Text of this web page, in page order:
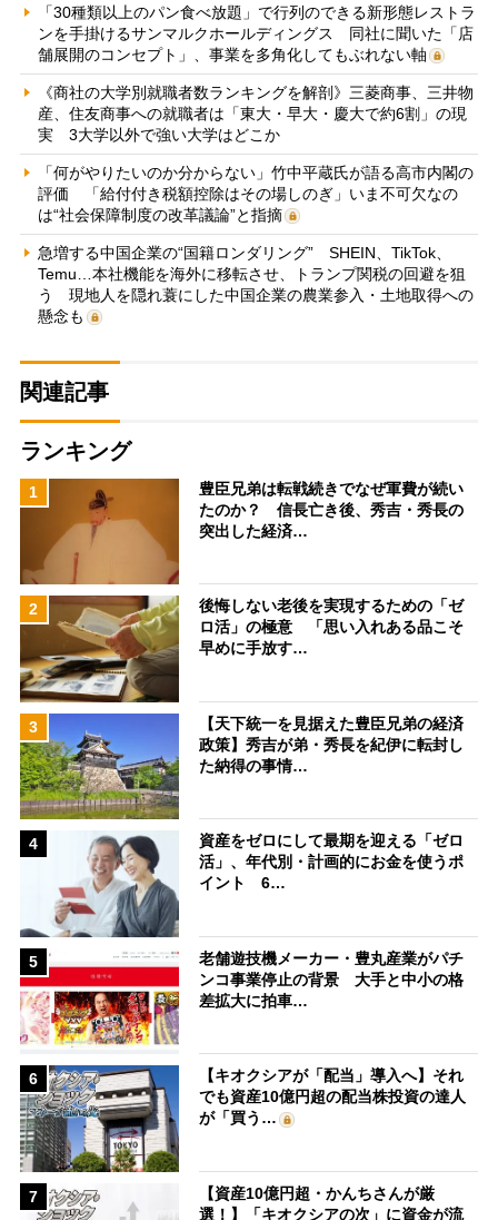
「30種類以上のパン食べ放題」で行列のできる新形態レストラ
ンを手掛けるサンマルクホールディングス 同社に聞いた「店
舗展開のコンセプト」、事業を多角化してもぶれない軸
《商社の大学別就職者数ランキングを解剖》三菱商事、三井物
産、住友商事への就職者は「東大・早大・慶大で約6割」の現
実 3大学以外で強い大学はどこか
「何がやりたいのか分からない」竹中平蔵氏が語る高市内閣の
評価 「給付付き税額控除はその場しのぎ」いま不可欠なの
は“社会保障制度の改革議論”と指摘
急増する中国企業の“国籍ロンダリング” SHEIN、TikTok、
Temu…本社機能を海外に移転させ、トランプ関税の回避を狙
う 現地人を隠れ蓑にした中国企業の農業参入・土地取得への
懸念も
関連記事
ランキング
1
豊臣兄弟は転戦続きでなぜ軍費が続い
たのか？ 信長亡き後、秀吉・秀長の
突出した経済…
2
後悔しない老後を実現するための「ゼ
ロ活」の極意 「思い入れある品こそ
早めに手放す…
3
【天下統一を見据えた豊臣兄弟の経済
政策】秀吉が弟・秀長を紀伊に転封し
た納得の事情…
4
資産をゼロにして最期を迎える「ゼロ
活」、年代別・計画的にお金を使うポ
イント 6…
5
老舗遊技機メーカー・豊丸産業がパチ
ンコ事業停止の背景 大手と中小の格
差拡大に拍車…
6
【キオクシアが「配当」導入へ】それ
でも資産10億円超の配当株投資の達人
が「買う…
7
【資産10億円超・かんちさんが厳
選！】「キオクシアの次」に資金が流